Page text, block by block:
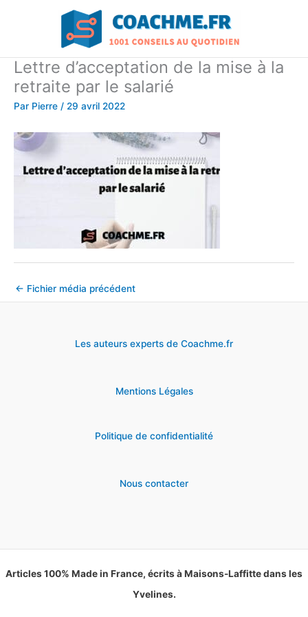
Lettre d’acceptation de la mise à la
retraite par le salarié
Par Pierre / 29 avril 2022
← Fichier média précédent
Les auteurs experts de Coachme.fr
Mentions Légales
Politique de confidentialité
Nous contacter
Articles 100% Made in France, écrits à Maisons-Laffitte dans les
Yvelines.